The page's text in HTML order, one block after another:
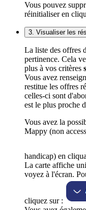
Vous pouvez
réinitialiser en
3. Visualiser les
La liste des offres
pertinence. Cela
plus à vos critères
Vous avez
restitue les offres
celles-ci sont
est le plus proche
Vous avez la
Mappy (non
handicap) en
La carte affiche
voyez à l'écran.
cliquez sur :